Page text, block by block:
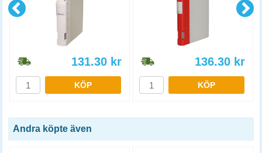
131.30 kr
KÖP
136.30 kr
KÖP
Andra köpte även